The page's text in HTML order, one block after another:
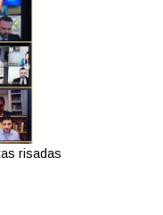
risadas